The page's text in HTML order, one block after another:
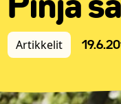
Pinja
Artikkelit